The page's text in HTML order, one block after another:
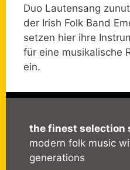
Duo Lautensang
der Irish Folk Band
setzen hier ihre
für eine musikalische
ein.
the finest selection
modern folk music
generations